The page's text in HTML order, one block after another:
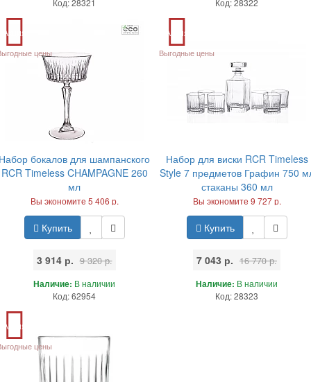
Акция
цены
бокалов для шампанского
RCR Timeless CHAMPAGNE 260
мл
Вы экономите 5 406 р.
Купить
3 914 р. 9 320 р.
Наличие: В наличии
Код: 62954
Акция
Выгодные цены
Набор для виски RCR Timeless
Style 7 предметов Графин 750
стаканы 360 мл
Вы экономите 9 727 р.
Купить
7 043 р. 16 770 р.
Наличие: В наличии
Код: 28323
Акция
цены